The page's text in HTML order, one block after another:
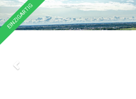
EINZIGARTIG
Previous